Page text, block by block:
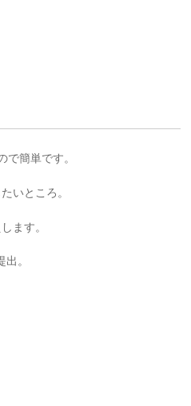
簡単です。
いところ。
ます。
。